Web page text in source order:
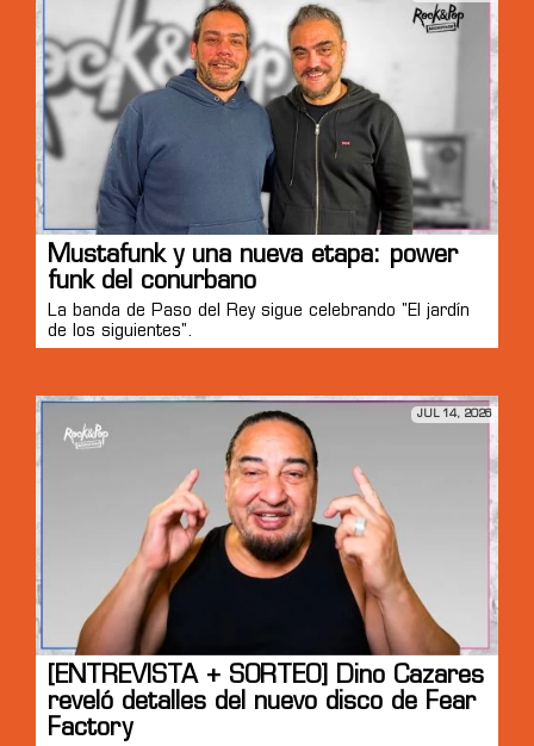
Mustafunk y una nueva etapa: power
funk del conurbano
La banda de Paso del Rey sigue celebrando "El jardín
de los siguientes".
JUL 14, 2026
[ENTREVISTA + SORTEO] Dino Cazares
reveló detalles del nuevo disco de Fear
Factory